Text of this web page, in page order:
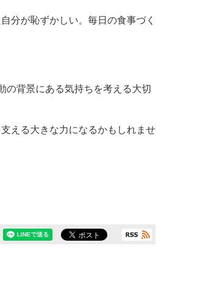
分が恥ずかしい。毎日の食事づく
の背景にある気持ちを考える大切
える大きな力になるかもしれませ